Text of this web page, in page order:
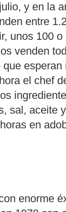
y en la
entre
unos 100
venden
el chef
sal, aceite
en
enorme